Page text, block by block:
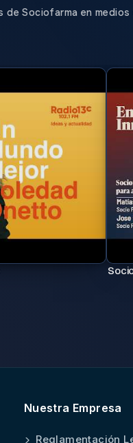
Sociofarma en medios
Nuestra Empresa
Reglamentación